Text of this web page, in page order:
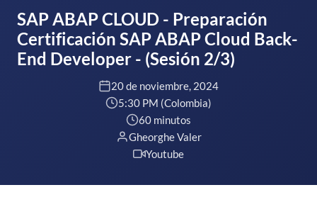
SAP ABAP CLOUD - Preparación
Certificación SAP ABAP Cloud Back-
End Developer - (Sesión 2/3)
20 de noviembre, 2024
5:30 PM (Colombia)
60 minutos
Gheorghe Valer
Youtube